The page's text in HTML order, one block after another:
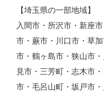
【埼玉県の一部地域】
入間市・所沢市・新座
市・蕨市・川口市・草
市・鶴ヶ島市・狭山市
見市・三芳町・志木市
市・毛呂山町・坂戸市